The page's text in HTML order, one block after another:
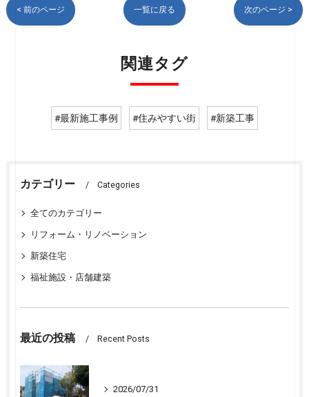
< 前のページ 一覧に戻る 次のページ >
関連タグ
#最新施工事例 #住みやすい街 #新築工事
カテゴリー Categories
全てのカテゴリー
リフォーム・リノベーション
新築住宅
福祉施設・店舗建築
最近の投稿 Recent Posts
2026/07/31